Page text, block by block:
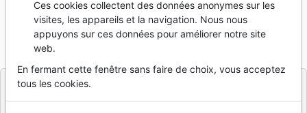
Jean-Daniel LINSIG
RéférenceCOL031 EAN9782918495543
Editeur LA COLLINE
Ces cookies collectent des données anonymes sur les
visites, les appareils et la navigation. Nous nous
appuyons sur ces données pour améliorer notre site
web.
En fermant cette fenêtre sans faire de choix, vous acceptez
tous les cookies.